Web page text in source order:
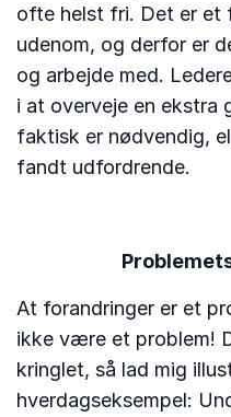
ofte helst fri. Det er et
udenom, og derfor er
og arbejde med.
i at overveje en ekstra
faktisk er nødvendig,
fandt udfordrende.
At forandringer er et
ikke være et problem!
kringlet, så lad mig
hverdagseksempel: